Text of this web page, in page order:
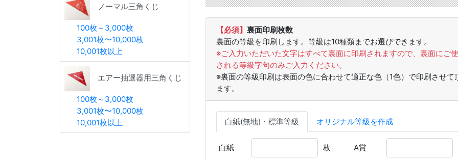
ノーマル三角くじ
100枚～3,000枚
3,001枚〜10,000枚
10,001枚以上
エアー抽選器用三角くじ
100枚～3,000枚
3,001枚〜10,000枚
10,001枚以上
【必須】 裏面印刷枚数
裏面の等級を印刷します。等級は10種類までお選びできます。
※ご入力いただいた文字はすべて裏面に印刷されますので、裏面にご
される等級字句のみご入力ください。
※裏面の等級印刷は表面の色に合わせて適正な色（1色）で印刷させて
ます。
白紙(無地)・ 標準等級 オリジナル等級を作成
白紙 枚 A賞